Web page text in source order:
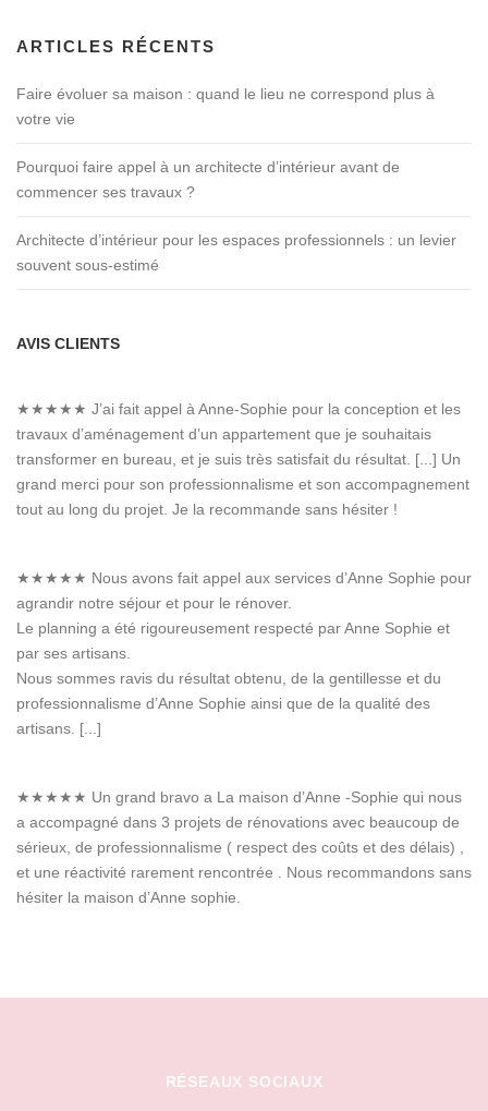
ARTICLES RÉCENTS
Faire évoluer sa maison : quand le lieu ne correspond plus à
votre vie
Pourquoi faire appel à un architecte d’intérieur avant de
commencer ses travaux ?
Architecte d’intérieur pour les espaces professionnels : un levier
souvent sous-estimé
AVIS CLIENTS
★★★★★ J’ai fait appel à Anne-Sophie pour la conception et les
travaux d’aménagement d’un appartement que je souhaitais
transformer en bureau, et je suis très satisfait du résultat. [...] Un
grand merci pour son professionnalisme et son accompagnement
tout au long du projet. Je la recommande sans hésiter !
★★★★★ Nous avons fait appel aux services d’Anne Sophie pour
agrandir notre séjour et pour le rénover.
Le planning a été rigoureusement respecté par Anne Sophie et
par ses artisans.
Nous sommes ravis du résultat obtenu, de la gentillesse et du
professionnalisme d’Anne Sophie ainsi que de la qualité des
artisans. [...]
★★★★★ Un grand bravo a La maison d’Anne -Sophie qui nous
a accompagné dans 3 projets de rénovations avec beaucoup de
sérieux, de professionnalisme ( respect des coûts et des délais) ,
et une réactivité rarement rencontrée . Nous recommandons sans
hésiter la maison d’Anne sophie.
RÉSEAUX SOCIAUX